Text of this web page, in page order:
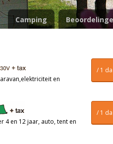
Camping
/ 1
en
/ 1
4 en 12 jaar, auto, tent en